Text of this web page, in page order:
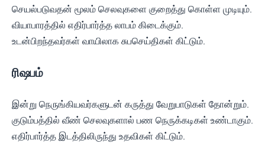
செயல்படுவதன் மூலம் செலவுகளை குறைத்து கொள்ள முடியும்.
வியாபாரத்தில் எதிர்பார்த்த லாபம் கிடைக்கும்.
உடன்பிறந்தவர்கள் வாயிலாக சுபசெய்திகள் கிட்டும்.
ரிஷபம்
இன்று நெருங்கியவர்களுடன் கருத்து வேறுபாடுகள் தோன்றும்.
குடும்பத்தில் வீண் செலவுகளால் பண நெருக்கடிகள் உண்டாகும்.
எதிர்பார்த்த இடத்திலிருந்து உதவிகள் கிட்டும்.